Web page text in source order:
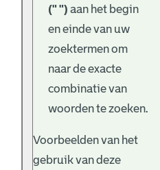
(" ") aan het begin
en einde van uw
zoektermen om
naar de exacte
combinatie van
woorden te zoeken.
Voorbeelden van het
gebruik van deze